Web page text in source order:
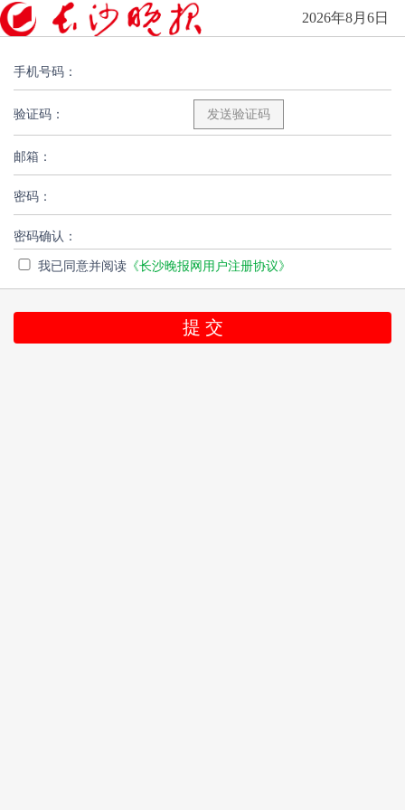
2026年8月6日
手机号码：
验证码：
邮箱：
密码：
密码确认：
我已同意并阅读 《长沙晚报网用户注册协议》
提 交